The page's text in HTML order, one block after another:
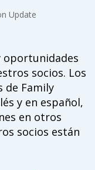
Update
oportunidades
socios. Los
de Family
y en español,
en otros
socios están
$25
Gap"